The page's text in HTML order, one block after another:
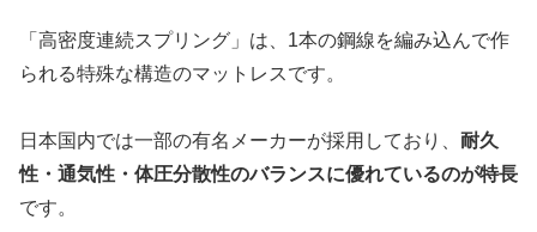
「高密度連続スプリング」は、1本の鋼線を編み込んで作
られる特殊な構造のマットレスです。
日本国内では一部の有名メーカーが採用しており、 耐久
性・通気性・体圧分散性のバランスに優れているのが特長
です。